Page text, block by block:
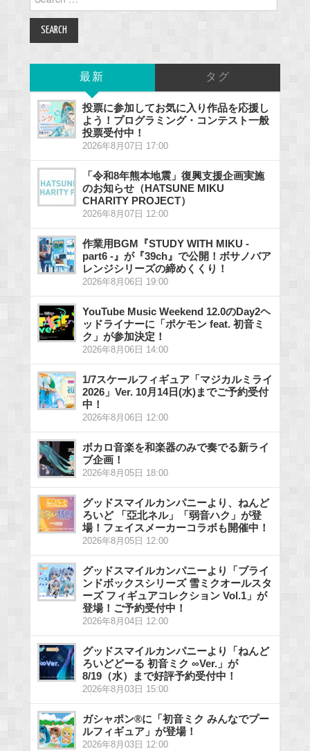
for:
最新 タグ
投票に参加してお気に入り作品を応援し
よう！プログラミング・コンテスト一般
投票受付中！
2026年8月07日 17:00
「令和8年熊本地震」復興支援企画実施
のお知らせ（HATSUNE MIKU
CHARITY PROJECT）
2026年8月07日 12:00
作業用BGM『STUDY WITH MIKU -
part6 -』が『39ch』で公開！ボサノバア
レンジシリーズの締めくくり！
2026年8月06日 19:00
YouTube Music Weekend 12.0のDay2ヘ
ッドライナーに「ポケモン feat. 初音ミ
ク」が参加決定！
2026年8月06日 14:00
1/7スケールフィギュア「マジカルミライ
2026」Ver. 10月14日(水)までご予約受付
中！
2026年8月06日 12:00
ボカロ音楽を和楽器のみで奏でる新ライ
ブ企画！
2026年8月05日 18:00
グッドスマイルカンパニーより、ねんど
ろいど 「亞北ネル」「弱音ハク」が登
場！フェイスメーカーコラボも開催中！
2026年8月05日 12:00
グッドスマイルカンパニーより「ブライ
ンドボックスシリーズ 雪ミクオールスタ
ーズ フィギュアコレクション Vol.1」が
登場！ご予約受付中！
2026年8月04日 12:00
グッドスマイルカンパニーより「ねんど
ろいどどーる 初音ミク ∞Ver.」が
8/19（水）まで好評予約受付中！
2026年8月03日 15:00
ガシャポン®に「初音ミク みんなでプー
ルフィギュア」が登場！
2026年8月03日 12:00